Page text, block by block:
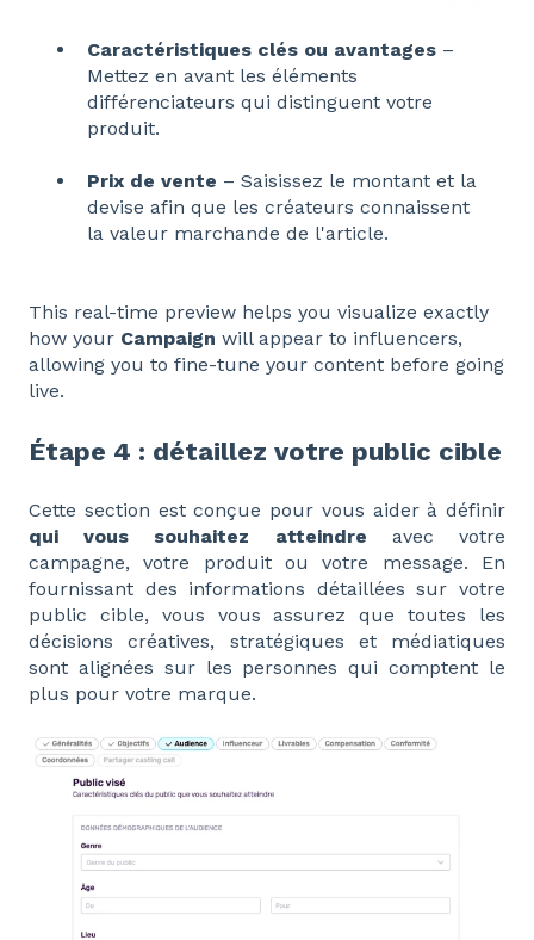
Caractéristiques clés ou avantages –
Mettez en avant les éléments
différenciateurs qui distinguent votre
produit.
Prix de vente – Saisissez le montant et la
devise afin que les créateurs connaissent
la valeur marchande de l'article.
This real-time preview helps you visualize exactly
how your Campaign will appear to influencers,
allowing you to fine-tune your content before going
live.
Étape 4 : détaillez votre public cible
Cette section est conçue pour vous aider à définir
qui vous souhaitez atteindre avec votre
campagne, votre produit ou votre message. En
fournissant des informations détaillées sur votre
public cible, vous vous assurez que toutes les
décisions créatives, stratégiques et médiatiques
sont alignées sur les personnes qui comptent le
plus pour votre marque.